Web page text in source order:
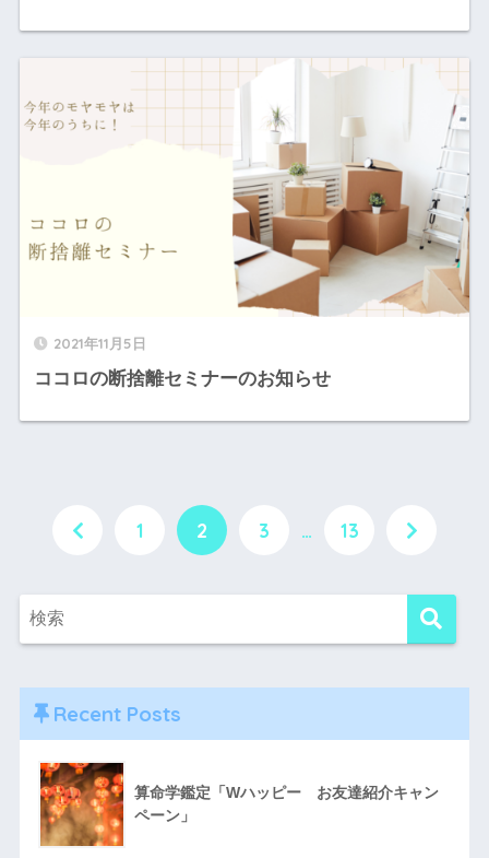
2021年11月5日
ココロの断捨離セミナーのお知らせ
1 2 3 … 13
Recent Posts
算命学鑑定「Wハッピー お友達紹介キャン
ペーン」